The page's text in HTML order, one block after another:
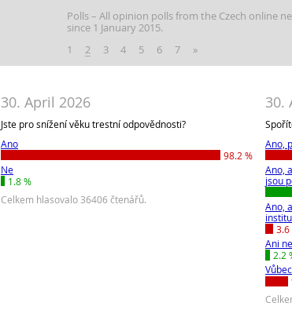
Polls
All opinion polls from the Czech online
since 1 January 2015.
1
2 3 4 5 6 7 »
30. April 2026
Jste pro snížení věku trestní odpovědnosti?
Ano
98.2 %
Ne
1.8 %
Celkem hlasovalo 36406 čtenářů.
30.
Ano,
Ano,
jsou
Ano,
3.6
Ani ne
2.2
Vůbec